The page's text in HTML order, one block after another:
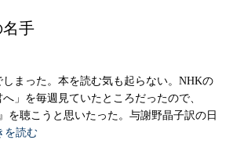
手
まった。本を読む気も起らない。NHKの
」を毎週見ていたところだったので、
を聴こうと思いたった。与謝野晶子訳の日
を読む